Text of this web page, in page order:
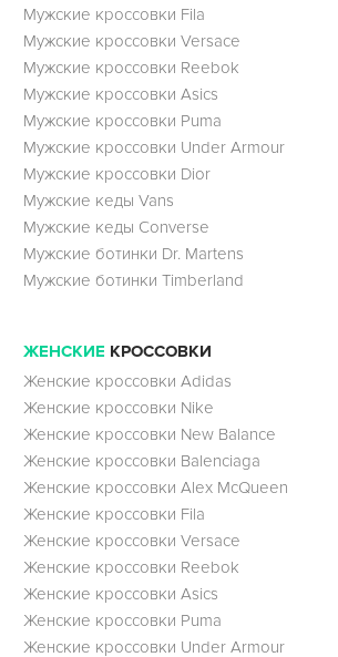
Мужские кроссовки Fila
Мужские кроссовки Versace
Мужские кроссовки Reebok
Мужские кроссовки Asics
Мужские кроссовки Puma
Мужские кроссовки Under Armour
Мужские кроссовки Dior
Мужские кеды Vans
Мужские кеды Converse
Мужские ботинки Dr. Martens
Мужские ботинки Timberland
ЖЕНСКИЕ КРОССОВКИ
Женские кроссовки Adidas
Женские кроссовки Nike
Женские кроссовки New Balance
Женские кроссовки Balenciaga
Женские кроссовки Alex McQueen
Женские кроссовки Fila
Женские кроссовки Versace
Женские кроссовки Reebok
Женские кроссовки Asics
Женские кроссовки Puma
Женские кроссовки Under Armour